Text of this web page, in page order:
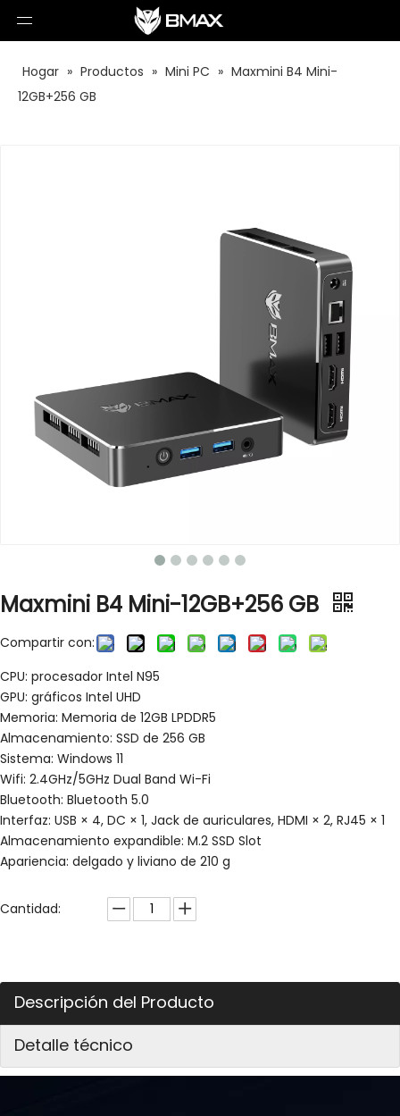
Hogar » Productos » Mini PC » Maxmini B4 Mini-
12GB+256 GB
Maxmini B4 Mini-12GB+256 GB
Compartir con:
CPU: procesador Intel N95
GPU: gráficos Intel UHD
Memoria: Memoria de 12GB LPDDR5
Almacenamiento: SSD de 256 GB
Sistema: Windows 11
Wifi: 2.4GHz/5GHz Dual Band Wi-Fi
Bluetooth: Bluetooth 5.0
Interfaz: USB × 4, DC × 1, Jack de auriculares, HDMI × 2, RJ45 × 1
Almacenamiento expandible: M.2 SSD Slot
Apariencia: delgado y liviano de 210 g
Cantidad:
Descripción del Producto
Detalle técnico